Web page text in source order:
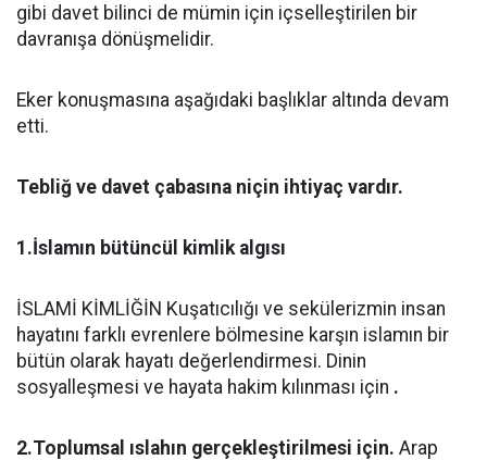
gibi davet bilinci de mümin için içselleştirilen bir
davranışa dönüşmelidir.
Eker konuşmasına aşağıdaki başlıklar altında devam
etti.
Tebliğ ve davet çabasına niçin ihtiyaç vardır.
1.İslamın bütüncül kimlik algısı
İSLAMİ KİMLİĞİN Kuşatıcılığı ve sekülerizmin insan
hayatını farklı evrenlere bölmesine karşın islamın bir
bütün olarak hayatı değerlendirmesi. Dinin
sosyalleşmesi ve hayata hakim kılınması için .
2.Toplumsal ıslahın gerçekleştirilmesi için. Arap